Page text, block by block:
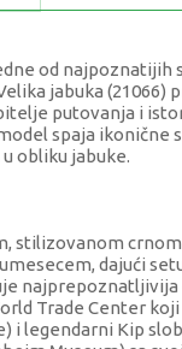
od najpoznatijih
jabuka
putovanja i
spaja
obliku jabuke.
stilizovanom
dajući
Trade Center
i legendarni Kip